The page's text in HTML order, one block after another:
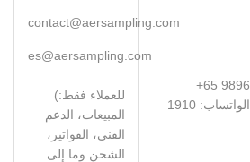
contact@aersampling.com
es@aersampling.com
(للعملاء فقط:
المبيعات، الدعم
الفني، الفواتير،
الشحن وما إلى
+65 9896
1910 :الواتساب